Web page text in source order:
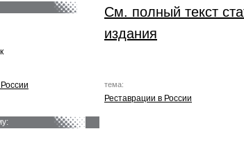
См. полный текст
издания
тема:
Реставрации в России